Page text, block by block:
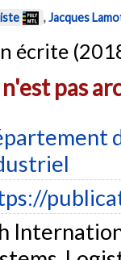
,Jacques
écrite
pas